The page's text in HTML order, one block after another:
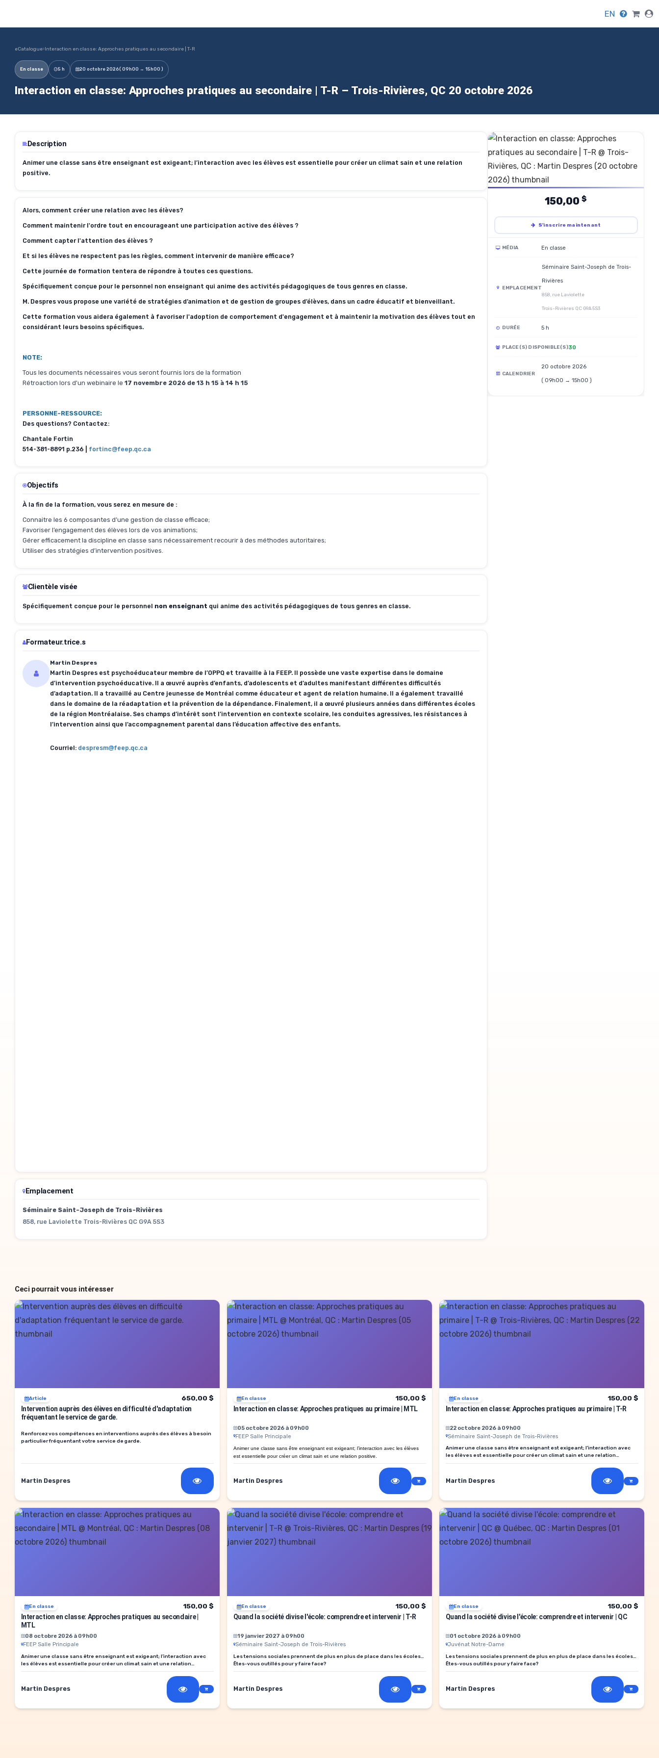
EN
eCatalogue›Interaction en classe: Approches pratiques au secondaire | T-R
En classe 5 h 20 octobre 2026( 09h00 → 15h00 )
Interaction en classe: Approches pratiques au secondaire | T-R – Trois-Rivières, QC 20 octobre 2026
Description
Animer une classe sans être enseignant est exigeant; l’interaction avec les élèves est essentielle pour créer un climat sain et une relation
positive.
Alors, comment créer une relation avec les élèves?
Comment maintenir l'ordre tout en encourageant une participation active des élèves ?
Comment capter l'attention des élèves ?
Et si les élèves ne respectent pas les règles, comment intervenir de manière efficace?
Cette journée de formation tentera de répondre à toutes ces questions.
Spécifiquement conçue pour le personnel non enseignant qui anime des activités pédagogiques de tous genres en classe.
M. Despres vous propose une variété de stratégies d’animation et de gestion de groupes d’élèves, dans un cadre éducatif et bienveillant.
Cette formation vous aidera également à favoriser l'adoption de comportement d'engagement et à maintenir la motivation des élèves tout en
considérant leurs besoins spécifiques.
NOTE:
Tous les documents nécessaires vous seront fournis lors de la formation
Rétroaction lors d'un webinaire le 17 novembre 2026 de 13 h 15 à 14 h 15
PERSONNE-RESSOURCE:
Des questions? Contactez:
Chantale Fortin
514-381-8891 p.236 | fortinc@feep.qc.ca
Objectifs
À la fin de la formation, vous serez en mesure de :
Connaitre les 6 composantes d’une gestion de classe efficace;
Favoriser l’engagement des élèves lors de vos animations;
Gérer efficacement la discipline en classe sans nécessairement recourir à des méthodes autoritaires;
Utiliser des stratégies d’intervention positives.
Clientèle visée
Spécifiquement conçue pour le personnel non enseignant qui anime des activités pédagogiques de tous genres en classe.
Formateur.trice.s
Martin Despres
Martin Despres est psychoéducateur membre de l’OPPQ et travaille à la FEEP. Il possède une vaste expertise dans le domaine
d’intervention psychoéducative. Il a œuvré auprès d’enfants, d’adolescents et d’adultes manifestant différentes difficultés
d’adaptation. Il a travaillé au Centre jeunesse de Montréal comme éducateur et agent de relation humaine. Il a également travaillé
dans le domaine de la réadaptation et la prévention de la dépendance. Finalement, il a œuvré plusieurs années dans différentes écoles
de la région Montréalaise. Ses champs d’intérêt sont l’intervention en contexte scolaire, les conduites agressives, les résistances à
l’intervention ainsi que l’accompagnement parental dans l’éducation affective des enfants.
Courriel: despresm@feep.qc.ca
Emplacement
Séminaire Saint-Joseph de Trois-Rivières
858, rue Laviolette Trois-Rivières QC G9A 5S3
150,00 $
S'inscrire maintenant
MÉDIA En classe
EMPLACEMENT
Séminaire Saint-Joseph de Trois-
Rivières
858, rue Laviolette
Trois-Rivières QC G9A 5S3
DURÉE 5 h
PLACE(S) DISPONIBLE(S)30
CALENDRIER
20 octobre 2026
( 09h00 → 15h00 )
Ceci pourrait vous intéresser
Article
650,00 $
Intervention auprès des élèves en difficulté d'adaptation
fréquentant le service de garde.
Renforcez vos compétences en interventions auprès des élèves à besoin
particulier fréquentant votre service de garde.
Martin Despres
En classe
150,00 $
Interaction en classe: Approches pratiques au primaire | MTL
05 octobre 2026 à 09h00
FEEP Salle Principale
Animer une classe sans être enseignant est exigeant; l’interaction avec les élèves
est essentielle pour créer un climat sain et une relation positive.
Martin Despres
En classe
150,00 $
Interaction en classe: Approches pratiques au primaire | T-R
22 octobre 2026 à 09h00
Séminaire Saint-Joseph de Trois-Rivières
Animer une classe sans être enseignant est exigeant; l’interaction avec
les élèves est essentielle pour créer un climat sain et une relation
positive.
Martin Despres
En classe
150,00 $
Interaction en classe: Approches pratiques au secondaire |
MTL
08 octobre 2026 à 09h00
FEEP Salle Principale
Animer une classe sans être enseignant est exigeant; l’interaction avec
les élèves est essentielle pour créer un climat sain et une relation
positive.
Martin Despres
En classe
150,00 $
Quand la société divise l'école: comprendre et intervenir | T-R
19 janvier 2027 à 09h00
Séminaire Saint-Joseph de Trois-Rivières
Les tensions sociales prennent de plus en plus de place dans les écoles…
Êtes-vous outillés pour y faire face?
Martin Despres
En classe
150,00 $
Quand la société divise l'école: comprendre et intervenir | QC
01 octobre 2026 à 09h00
Juvénat Notre-Dame
Les tensions sociales prennent de plus en plus de place dans les écoles…
Êtes-vous outillés pour y faire face?
Martin Despres